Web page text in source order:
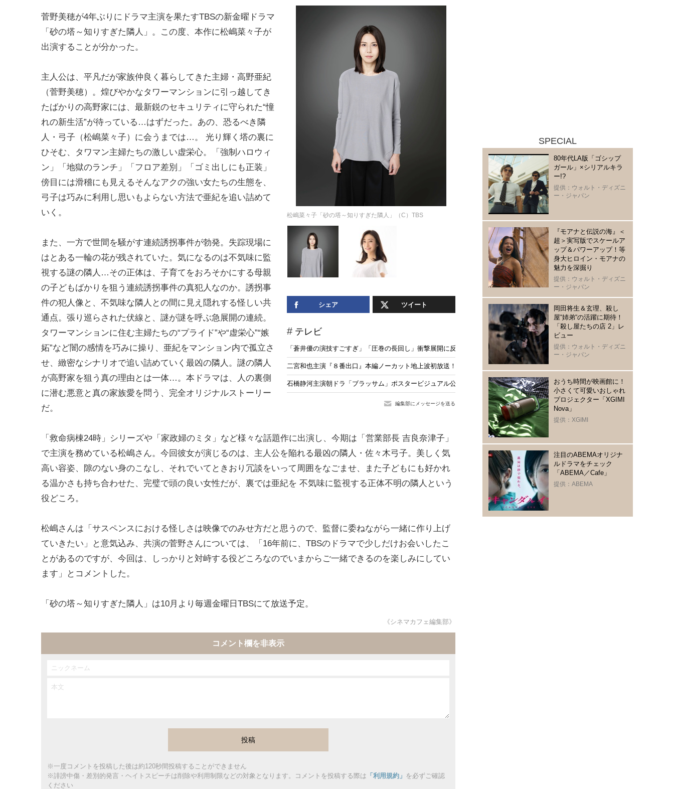
松嶋菜々子「砂の塔～知りすぎた隣人」（C）TBS
シェア ツイート
テレビ
「蒼井優の演技すごすぎ」「圧巻の長回し」衝撃展開に反響続々、“直人”高橋文哉には「マジで読めない」謎深まる「Tシャツが乾
二宮和也主演『８番出口』本編ノーカット地上波初放送！8月28日の金ローにて
石橋静河主演朝ドラ「ブラッサム」ポスタービジュアル公開 タイトル映像は奥山大史が監督
編集部にメッセージを送る
菅野美穂が4年ぶりにドラマ主演を果たすTBSの新金曜ドラマ
「砂の塔～知りすぎた隣人」。この度、本作に松嶋菜々子が
出演することが分かった。
主人公は、平凡だが家族仲良く暮らしてきた主婦・高野亜紀
（菅野美穂）。煌びやかなタワーマンションに引っ越してき
たばかりの高野家には、最新鋭のセキュリティに守られた“憧
れの新生活”が待っている…はずだった。あの、恐るべき隣
人・弓子（松嶋菜々子）に会うまでは…。 光り輝く塔の裏に
ひそむ、タワマン主婦たちの激しい虚栄心。「強制ハロウィ
ン」「地獄のランチ」「フロア差別」「ゴミ出しにも正装」
傍目には滑稽にも見えるそんなアクの強い女たちの生態を、
弓子は巧みに利用し思いもよらない方法で亜紀を追い詰めて
いく。
また、一方で世間を騒がす連続誘拐事件が勃発。失踪現場に
はとある一輪の花が残されていた。気になるのは不気味に監
視する謎の隣人…その正体は、子育てをおろそかにする母親
の子どもばかりを狙う連続誘拐事件の真犯人なのか。誘拐事
件の犯人像と、不気味な隣人との間に見え隠れする怪しい共
通点。張り巡らされた伏線と、謎が謎を呼ぶ急展開の連続。
タワーマンションに住む主婦たちの“プライド”や“虚栄心”“嫉
妬”など闇の感情を巧みに操り、亜紀をマンション内で孤立さ
せ、緻密なシナリオで追い詰めていく最凶の隣人。謎の隣人
が高野家を狙う真の理由とは一体…。本ドラマは、人の裏側
に潜む悪意と真の家族愛を問う、完全オリジナルストーリー
だ。
「救命病棟24時」シリーズや「家政婦のミタ」など様々な話題作に出演し、今期は「営業部長 吉良奈津子」
で主演を務めている松嶋さん。今回彼女が演じるのは、主人公を陥れる最凶の隣人・佐々木弓子。美しく気
高い容姿、隙のない身のこなし、それでいてときおり冗談をいって周囲をなごませ、また子どもにも好かれ
る温かさも持ち合わせた、完璧で頭の良い女性だが、裏では亜紀を 不気味に監視する正体不明の隣人という
役どころ。
松嶋さんは「サスペンスにおける怪しさは映像でのみせ方だと思うので、監督に委ねながら一緒に作り上げ
ていきたい」と意気込み、共演の菅野さんについては、「16年前に、TBSのドラマで少しだけお会いしたこ
とがあるのですが、今回は、しっかりと対峙する役どころなのでいまからご一緒できるのを楽しみにしてい
ます」とコメントした。
「砂の塔～知りすぎた隣人」は10月より毎週金曜日TBSにて放送予定。
《シネマカフェ編集部》
コメント欄を非表示
※一度コメントを投稿した後は約120秒間投稿することができません
※誹謗中傷・差別的発言・ヘイトスピーチは削除や利用制限などの対象となります。コメントを投稿する際は 「利用規約」 を必ずご確認
ください
SPECIAL
80年代LA版「ゴシップ
ガール」×シリアルキラ
ー!?
提供：ウォルト・ディズニ
ー・ジャパン
『モアナと伝説の海』＜
超＞実写版でスケールア
ップ＆パワーアップ！等
身大ヒロイン・モアナの
魅力を深掘り
提供：ウォルト・ディズニ
ー・ジャパン
岡田将生＆玄理、殺し
屋“姉弟“の活躍に期待！
「殺し屋たちの店 2」レ
ビュー
提供：ウォルト・ディズニ
ー・ジャパン
おうち時間が映画館に！
小さくて可愛いおしゃれ
プロジェクター「XGIMI
Nova」
提供：XGIMI
注目のABEMAオリジナ
ルドラマをチェック
「ABEMA／Cafe」
提供：ABEMA